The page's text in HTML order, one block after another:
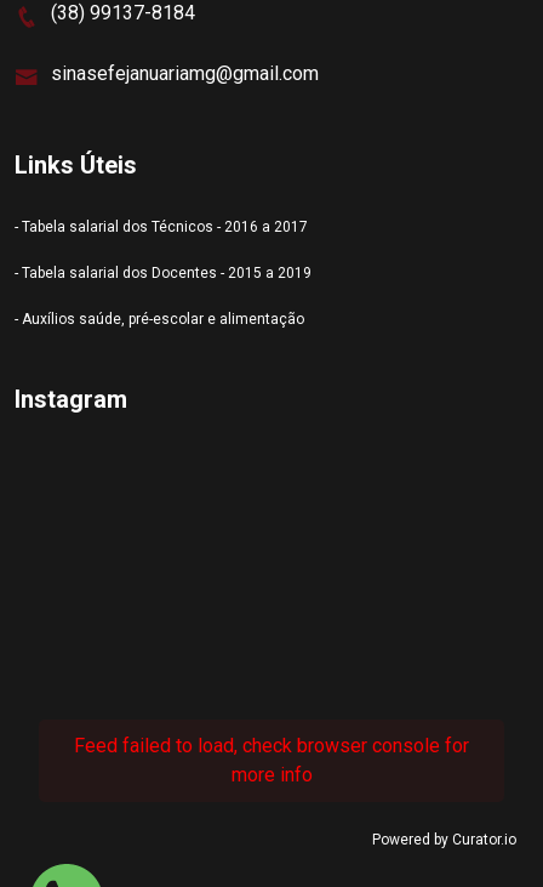
(38) 99137-8184
sinasefejanuariamg@gmail.com
Links Úteis
- Tabela salarial dos Técnicos - 2016 a 2017
- Tabela salarial dos Docentes - 2015 a 2019
- Auxílios saúde, pré-escolar e alimentação
Instagram
Feed failed to load, check browser console for
more info
Powered by Curator.io